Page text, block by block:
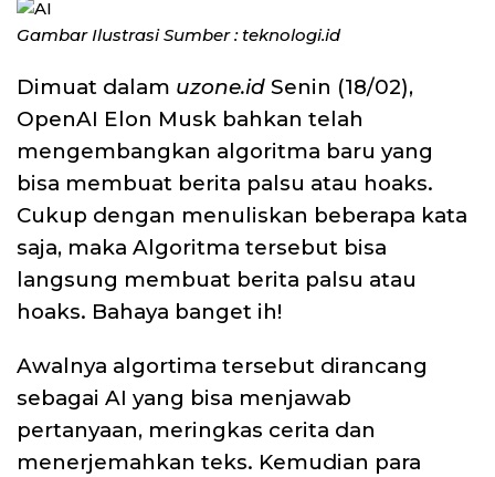
Gambar Ilustrasi Sumber : teknologi.id
Dimuat dalam uzone.id Senin (18/02),
OpenAI Elon Musk bahkan telah
mengembangkan algoritma baru yang
bisa membuat berita palsu atau hoaks.
Cukup dengan menuliskan beberapa kata
saja, maka Algoritma tersebut bisa
langsung membuat berita palsu atau
hoaks. Bahaya banget ih!
Awalnya algortima tersebut dirancang
sebagai AI yang bisa menjawab
pertanyaan, meringkas cerita dan
menerjemahkan teks. Kemudian para